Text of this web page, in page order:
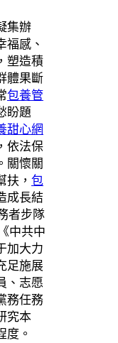
集辦
感、
塑造積
體果斷
包養管
盼題
甜心網
依法保
。關懷關
， 包
成長結
者步隊
中共中
加大力
足施展
、志愿
務任務
究本
度。